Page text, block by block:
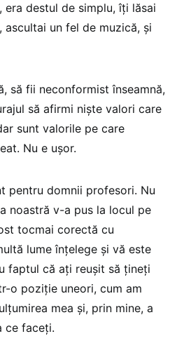
destul de simplu, îți lăsai
ascultai un fel de muzică, și
să fii neconformist înseamnă,
să afirmi niște valori care
sunt valorile pe care
Nu e ușor.
pentru domnii profesori. Nu
noastră v-a pus la locul pe
tocmai corectă cu
lume înțelege și vă este
faptul că ați reușit să țineți
o poziție uneori, cum am
mea și, prin mine, a
ce faceți.